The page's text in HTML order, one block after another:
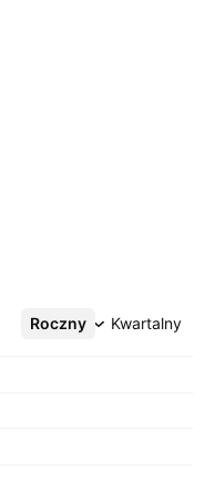
Roczny Kwartalny
Więcej